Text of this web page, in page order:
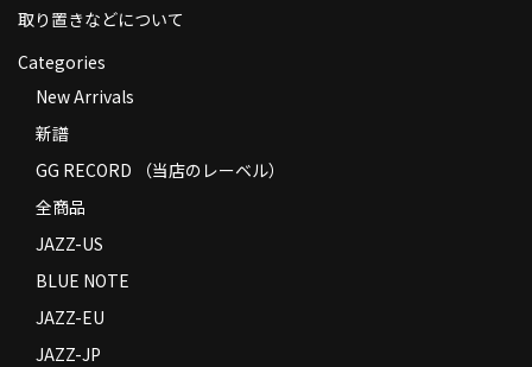
コンディション
Privacy Policy
特定商取引法に基づく表示
Contact
取り置きなどについて
Categories
New Arrivals
新譜
GG RECORD （当店のレーベル）
全商品
JAZZ-US
BLUE NOTE
JAZZ-EU
JAZZ-JP